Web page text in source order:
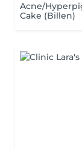
Acne/
Cake (Billen)